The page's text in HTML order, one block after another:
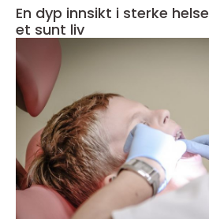
En dyp innsikt i sterke
et sunt liv